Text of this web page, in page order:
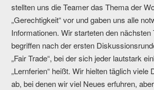
stellten uns die Teamer das Thema der
„Gerechtigkeit“ vor und gaben uns alle
Informationen. Wir starteten den
begriffen nach der ersten
„Fair Trade“, bei der sich jeder lautstark
„Lernferien“ heißt. Wir hielten täglich viele
ab, bei denen wir viel Neues erfuhren,